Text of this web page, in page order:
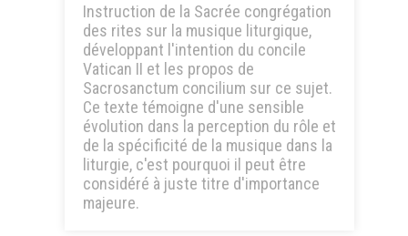
Instruction de la Sacrée congrégation
des rites sur la musique liturgique,
développant l'intention du concile
Vatican II et les propos de
Sacrosanctum concilium sur ce sujet.
Ce texte témoigne d'une sensible
évolution dans la perception du rôle et
de la spécificité de la musique dans la
liturgie, c'est pourquoi il peut être
considéré à juste titre d'importance
majeure.